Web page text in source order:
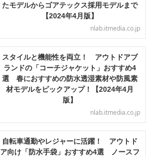
たモデルからゴアテックス採用モデルまで
【2024年4月版】
nlab.itmedia.co.jp
スタイルと機能性を両立！ アウトドアブ
ランドの「コーチジャケット」おすすめ4
選 春におすすめの防水透湿素材や防風素
材モデルをピックアップ！【2024年4月
版】
nlab.itmedia.co.jp
自転車通勤やレジャーに活躍！ アウトド
ア向け「防水手袋」おすすめ4選 ノースフ